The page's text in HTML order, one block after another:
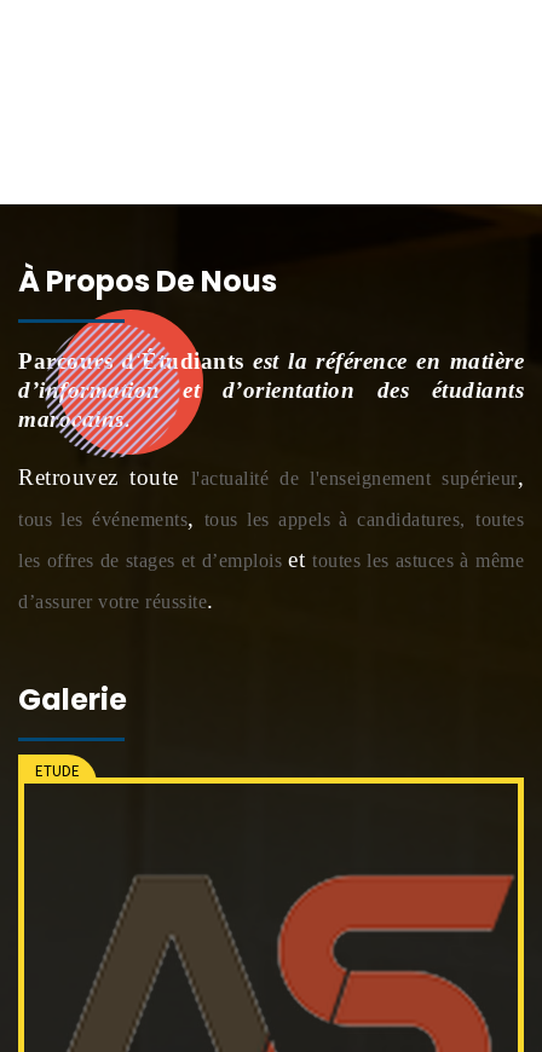
À Propos De Nous
Parcours d'Étudiants est la référence en matière
d’information et d’orientation des étudiants
marocains.
Retrouvez toute l'actualité de l'enseignement supérieur,
tous les événements, tous les appels à candidatures, toutes
les offres de stages et d’emploisettoutes les astuces à même
d’assurer votre réussite.
Galerie